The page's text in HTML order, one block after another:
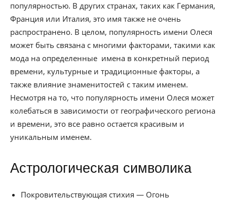
популярностью. В других странах, таких как Германия,
Франция или Италия, это имя также не очень
распространено. В целом, популярность имени Олеся
может быть связана с многими факторами, такими как
мода на определенные имена в конкретный период
времени, культурные и традиционные факторы, а
также влияние знаменитостей с таким именем.
Несмотря на то, что популярность имени Олеся может
колебаться в зависимости от географического региона
и времени, это все равно остается красивым и
уникальным именем.
Астрологическая символика
Покровительствующая стихия — Огонь